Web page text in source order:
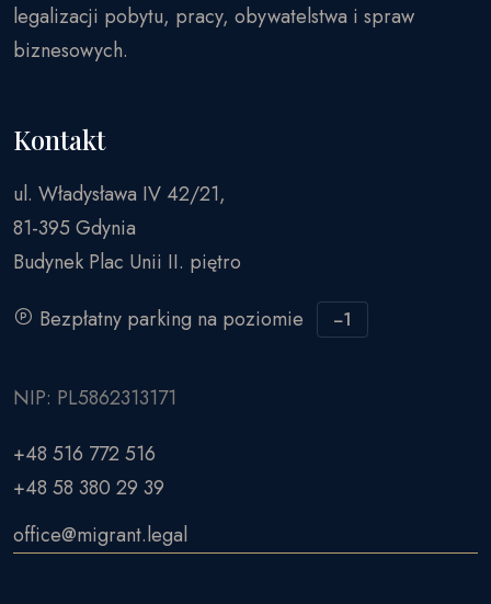
legalizacji pobytu, pracy, obywatelstwa i spraw
biznesowych.
Kontakt
ul. Władysława IV 42/21,
81-395 Gdynia
Budynek Plac Unii II. piętro
Bezpłatny parking na poziomie
−1
NIP: PL5862313171
+48 516 772 516
+48 58 380 29 39
office@migrant.legal